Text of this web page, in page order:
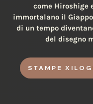
come Hiroshige
immortalano il
di un tempo
del disegno
STAMPE